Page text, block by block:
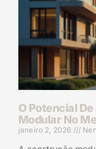
O Potencial
Modular No
janeiro 2, 2026